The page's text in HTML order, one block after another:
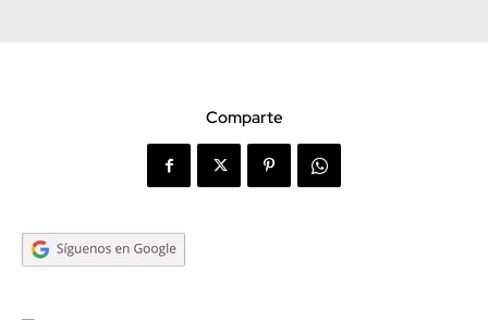
Comparte